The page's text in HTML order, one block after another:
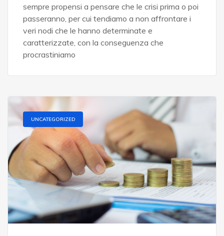
sempre propensi a pensare che le crisi prima o poi
passeranno, per cui tendiamo a non affrontare i
veri nodi che le hanno determinate e
caratterizzate, con la conseguenza che
procrastiniamo
UNCATEGORIZED